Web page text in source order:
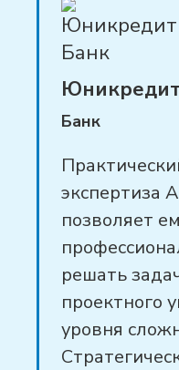
Банк
экспертиза
позволяет
решать
проектного
уровня